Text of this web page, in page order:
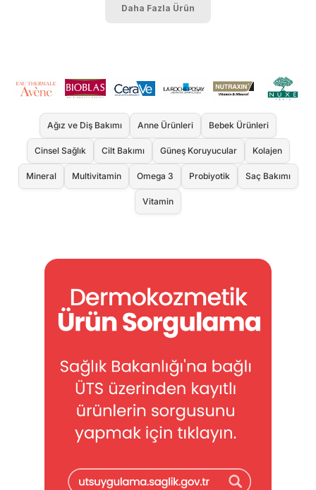
Daha Fazla Ürün
Ağız ve Diş Bakımı Anne Ürünleri Bebek Ürünleri
Cinsel Sağlık Cilt Bakımı Güneş Koruyucular Kolajen
Mineral Multivitamin Omega 3 Probiyotik Saç Bakımı
Vitamin